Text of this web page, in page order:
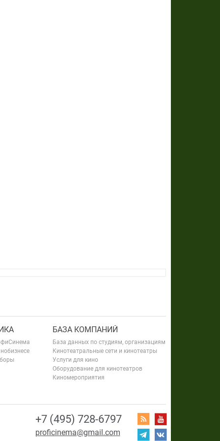
БАЗА КОМПАНИЙ
База данных по студиям, организациям
Кинотеатральные сети и кинотеатры
Услуги для кино
Оборудование для кинотеатров
Киномероприятия
+7 (495) 728-6797
proficinema@gmail.com